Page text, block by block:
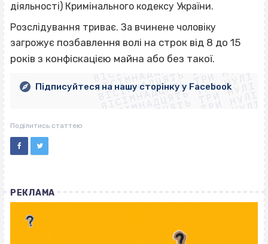
діяльності) Кримінального кодексу України.
Розслідування триває. За вчинене чоловіку
загрожує позбавлення волі на строк від 8 до 15
років з конфіскацією майна або без такої.
ВІСІМНАДЦЯТЬ ТРИ НУЛІ
ВІСІМНАДЦЯТЬ ТРИ НУЛІ
ВІСІМНАДЦЯТЬ ТРИ НУЛІ
ВІСІМНАДЦЯТЬ ТРИ НУЛІ
ВІСІМНАДЦЯТЬ ТРИ НУЛІ
ВІСІМНАДЦЯТЬ ТРИ НУЛІ
ВІСІМНАДЦЯТЬ ТРИ НУЛІ
ВІСІМНАДЦЯТЬ ТРИ НУЛІ
Підписуйтеся на нашу сторінку у Facebook
Поділитись статтею
РЕКЛАМА